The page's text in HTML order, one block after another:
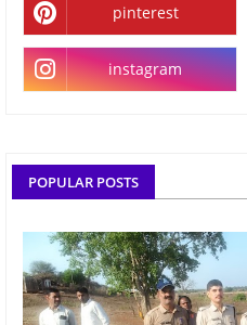
pinterest
instagram
POPULAR POSTS